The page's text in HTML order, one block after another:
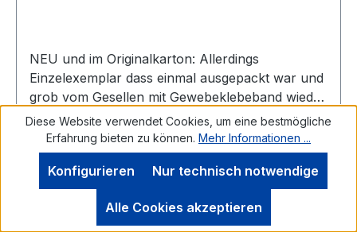
NEU und im Originalkarton: Allerdings
Einzelexemplar dass einmal ausgepackt war und
grob vom Gesellen mit Gewebeklebeband wieder
zugeklebt wurde.Die Kartonage ist daher eher zu
vernachlässigen.Originalfotos anbei. BRÖTJE
ISR-Plus Zonenregler ZR 1
BWitterungsgeführteVorlauftemperaturregelung
für 1Mischerheizkreis mit
Wochenprogramm.Beleuchtetes Display mit
Diese Website verwendet Cookies, um eine bestmögliche
Erfahrung bieten zu können. Mehr Informationen ...
Nur technisch notwendige
Konfigurieren
Alle Cookies akzeptieren